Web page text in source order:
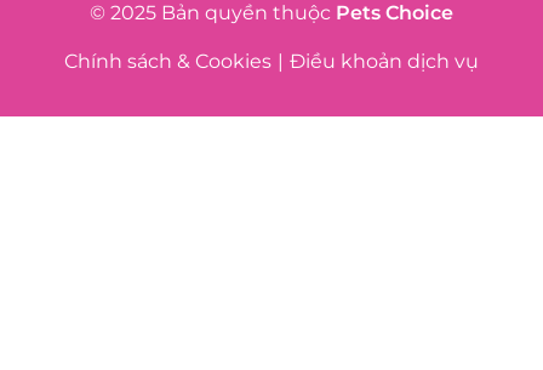
© 2025 Bản quyền thuộc Pets Choice
Chính sách & Cookies | Điều khoản dịch vụ